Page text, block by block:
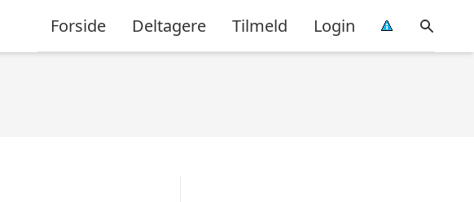
Forside Deltagere Tilmeld Login